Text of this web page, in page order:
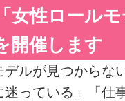
女性ロール
開催します
デルが見つからな
迷っている」「仕